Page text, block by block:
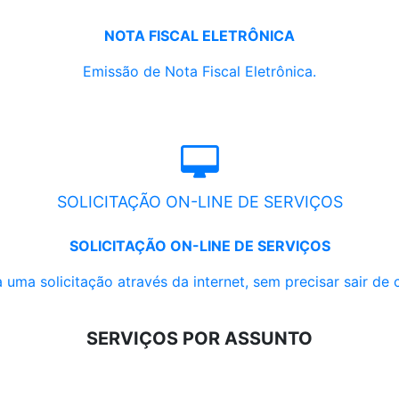
NOTA FISCAL ELETRÔNICA
Emissão de Nota Fiscal Eletrônica.
SOLICITAÇÃO ON-LINE DE SERVIÇOS
SOLICITAÇÃO ON-LINE DE SERVIÇOS
uma solicitação através da internet, sem precisar sair de
SERVIÇOS POR ASSUNTO